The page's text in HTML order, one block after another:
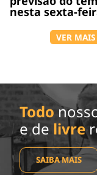
nesta sexta-
VER
Todo
e de livre
SAIBA MAIS